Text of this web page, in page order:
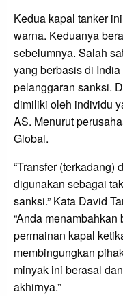
Kedua kapal tanker
warna. Keduanya
sebelumnya. Salah
yang berbasis di
pelanggaran sanksi.
dimiliki oleh individu
AS. Menurut
Global.
“Transfer
digunakan sebagai
sanksi.” Kata David
“Anda
permainan kapal
membingungkan
minyak ini berasal
akhirnya.”